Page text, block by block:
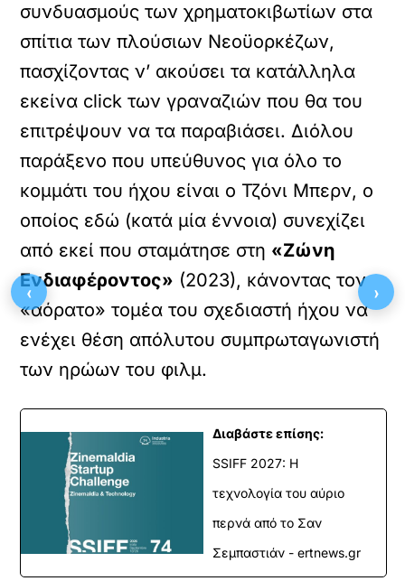
συνδυασμούς των χρηματοκιβωτίων στα
σπίτια των πλούσιων Νεοϋορκέζων,
πασχίζοντας ν’ ακούσει τα κατάλληλα
εκείνα click των γραναζιών που θα του
επιτρέψουν να τα παραβιάσει. Διόλου
παράξενο που υπεύθυνος για όλο το
κομμάτι του ήχου είναι ο Τζόνι Μπερν, ο
οποίος εδώ (κατά μία έννοια) συνεχίζει
από εκεί που σταμάτησε στη «Ζώνη
Ενδιαφέροντος» (2023), κάνοντας τον
«αόρατο» τομέα του σχεδιαστή ήχου να
ενέχει θέση απόλυτου συμπρωταγωνιστή
των ηρώων του φιλμ.
Διαβάστε επίσης:
SSIFF 2027: Η
τεχνολογία του αύριο
περνά από το Σαν
Σεμπαστιάν - ertnews.gr
‹ ›